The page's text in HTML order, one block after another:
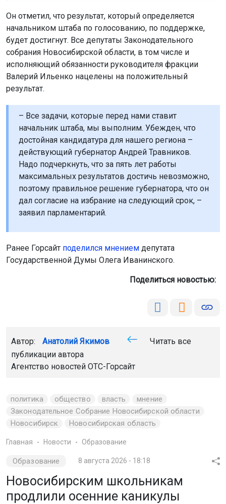
Он отметил, что результат, который определяется
начальником штаба по голосованию, по поддержке,
будет достигнут. Все депутаты Законодательного
собрания Новосибирской области, в том числе и
исполняющий обязанности руководителя фракции
Валерий Ильенко нацелены на положительный
результат.
– Все задачи, которые перед нами ставит
начальник штаба, мы выполним. Убежден, что
достойная кандидатура для нашего региона –
действующий губернатор Андрей Травников.
Надо подчеркнуть, что за пять лет работы
максимальных результатов достичь невозможно,
поэтому правильное решение губернатора, что он
дал согласие на избрание на следующий срок, –
заявил парламентарий.
Ранее Горсайт поделился мнением депутата
Государственной Думы Олега Иванинского.
Поделиться новостью:
Автор: Анатолий Якимов
Читать все
публикации автора
Агентство новостей ОТС-Горсайт
политика общество власть
мнение
Законодательное Собрание Новосибирской области
Новосибирск
Новосибирская область
Главная Новости Образование
Образование 8 августа 2026 - 18:18
Новосибирским школьникам
продлили осенние каникулы